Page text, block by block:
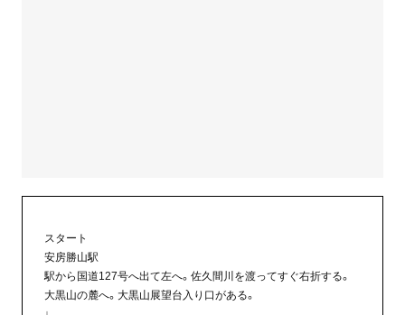
スタート
安房勝山駅
駅から国道127号へ出て左へ。佐久間川を渡ってすぐ右折する。
大黒山の麓へ。大黒山展望台入り口がある。